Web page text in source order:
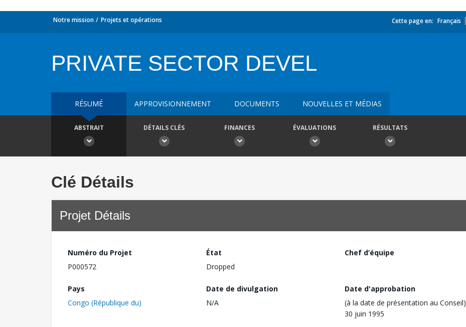
Notre mission Projets et opérations Cette page en: Français
PRIVATE SECTOR DEVEL
RÉSUMÉ APPROVISIONNEMENT DOCUMENTS NOUVELLES ET MÉDIAS
ABSTRAIT DÉTAILS CLÉS FINANCES ÉVALUATIONS RÉSULTATS
Clé Détails
Projet Détails
Numéro du Projet
P000572
État
Dropped
Chef d’équipe
Pays
Congo (République du)
Date de divulgation
N/A
Date d'approbation
(à la date de présentation au Conseil)
30 juin 1995